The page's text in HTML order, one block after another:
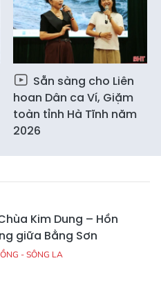
Sẵn sàng cho Liên
hoan Dân ca Ví, Giặm
toàn tỉnh Hà Tĩnh năm
2026
Kim Dung – Hồn
giữa Bằng Sơn
- SÔNG LA